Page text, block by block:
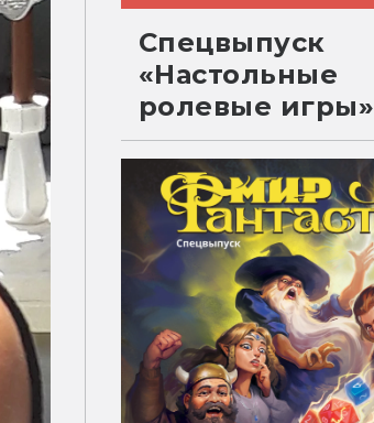
Спецвыпуск
«Настольные
ролевые игры»